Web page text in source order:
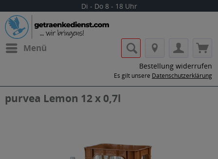
Di - Do 8 - 18 Uhr
Menü
Bestellung widerrufen
Es gilt unsere Datenschutzerklärung
purvea Lemon 12 x 0,7l